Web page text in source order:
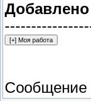
Добавлено
Сообщение